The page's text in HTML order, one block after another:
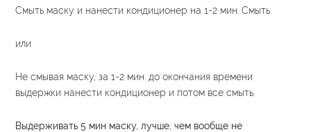
Смыть маску и нанести кондиционер на 1-2 мин. Смыть.
или
Не смывая маску, за 1-2 мин. до окончания времени
выдержки нанести кондиционер и потом все смыть.
Выдерживать 5 мин маску, лучше, чем вообще не